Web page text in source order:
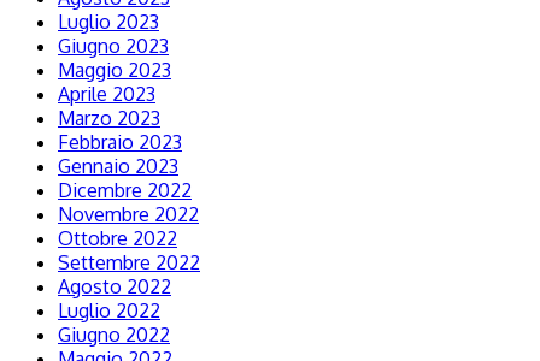
Luglio 2023
Giugno 2023
Maggio 2023
Aprile 2023
Marzo 2023
Febbraio 2023
Gennaio 2023
Dicembre 2022
Novembre 2022
Ottobre 2022
Settembre 2022
Agosto 2022
Luglio 2022
Giugno 2022